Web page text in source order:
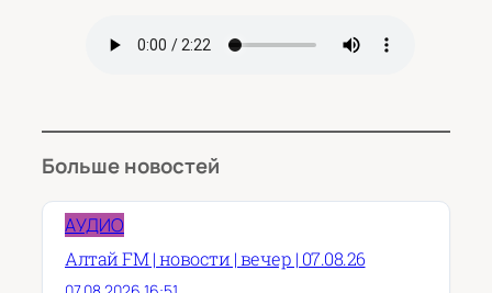
Больше новостей
АУДИО
Алтай FM | новости | вечер | 07.08.26